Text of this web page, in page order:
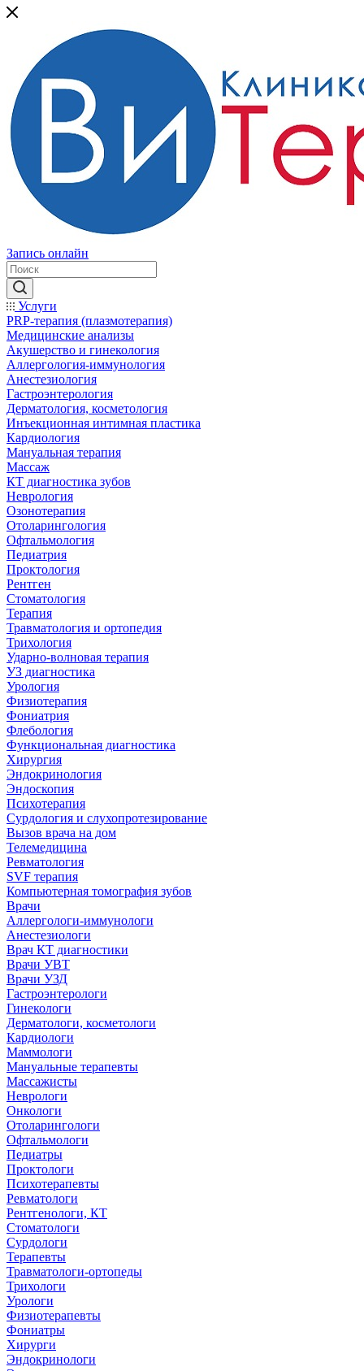
Запись онлайн
Услуги
PRP-терапия (плазмотерапия)
Медицинские анализы
Акушерство и гинекология
Аллергология-иммунология
Анестезиология
Гастроэнтерология
Дерматология, косметология
Инъекционная интимная пластика
Кардиология
Мануальная терапия
Массаж
КТ диагностика зубов
Неврология
Озонотерапия
Отоларингология
Офтальмология
Педиатрия
Проктология
Рентген
Стоматология
Терапия
Травматология и ортопедия
Трихология
Ударно-волновая терапия
УЗ диагностика
Урология
Физиотерапия
Фониатрия
Флебология
Функциональная диагностика
Хирургия
Эндокринология
Эндоскопия
Психотерапия
Сурдология и слухопротезирование
Вызов врача на дом
Телемедицина
Ревматология
SVF терапия
Компьютерная томография зубов
Врачи
Аллергологи-иммунологи
Анестезиологи
Врач КТ диагностики
Врачи УВТ
Врачи УЗД
Гастроэнтерологи
Гинекологи
Дерматологи, косметологи
Кардиологи
Маммологи
Мануальные терапевты
Массажисты
Неврологи
Онкологи
Отоларингологи
Офтальмологи
Педиатры
Проктологи
Психотерапевты
Ревматологи
Рентгенологи, КТ
Стоматологи
Сурдологи
Терапевты
Травматологи-ортопеды
Трихологи
Урологи
Физиотерапевты
Фониатры
Хирурги
Эндокринологи